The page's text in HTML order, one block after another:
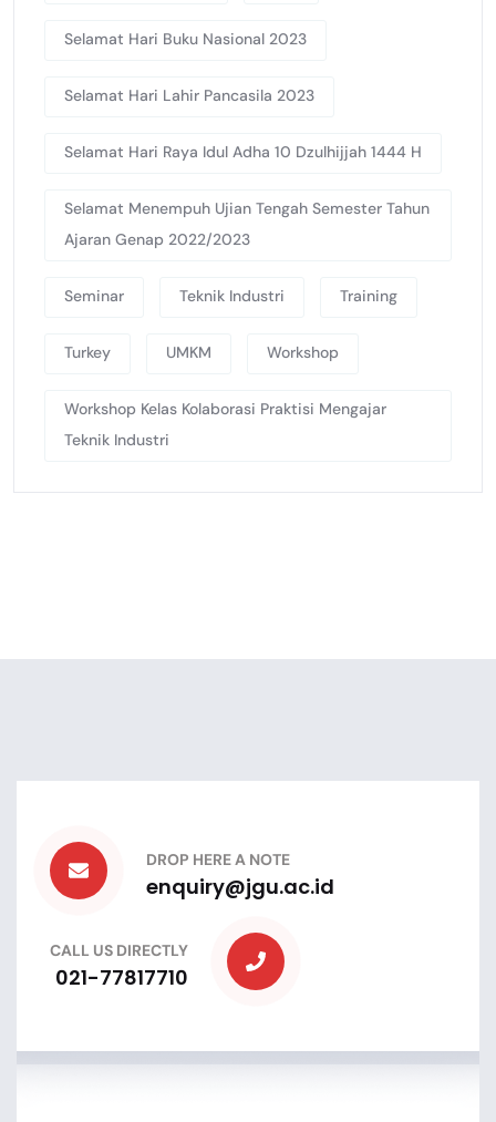
Selamat Hari Buku Nasional 2023
Selamat Hari Lahir Pancasila 2023
Selamat Hari Raya Idul Adha 10 Dzulhijjah 1444 H
Selamat Menempuh Ujian Tengah Semester Tahun
Ajaran Genap 2022/2023
Seminar Teknik Industri Training
Turkey UMKM Workshop
Workshop Kelas Kolaborasi Praktisi Mengajar
Teknik Industri
DROP HERE A NOTE
enquiry@jgu.ac.id
CALL US DIRECTLY
021-77817710